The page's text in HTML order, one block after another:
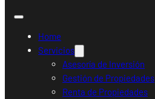
Home
Servicios
Asesoría de Inversión
Gestión de Propiedades
Renta de Propiedades